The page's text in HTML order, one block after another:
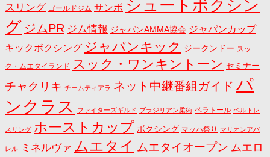
スリング ゴールドジム サンボ シュートボクシン
グ ジムPR ジム情報 ジャパンAMMA協会 ジャパンカップ
キックボクシング ジャパンキック ジークンドー スッ
ク・ムエタイランド スック・ワンキントーン セミナー
チャクリキ チームティアラ ネット中継番組ガイド パ
ンクラス
ファイターズギルド ブラジリアン柔術 ベラトール ベルトレ
スリング ホーストカップ ボクシング マッハ祭り マリオンアパ
レル ミネルヴァ ムエタイ ムエタイオープン ムエロ